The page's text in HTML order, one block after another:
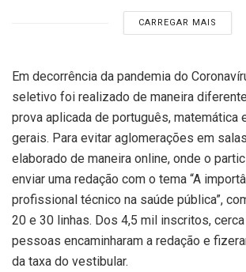
CARREGAR MAIS
Em decorrência da pandemia do
seletivo foi realizado de maneira
prova aplicada de português, matemática
gerais. Para evitar aglomerações em
elaborado de maneira online, onde o
enviar uma redação com o tema “A
profissional técnico na saúde pública”,
20 e 30 linhas. Dos 4,5 mil inscritos, cerca
pessoas encaminharam a redação e
da taxa do vestibular.